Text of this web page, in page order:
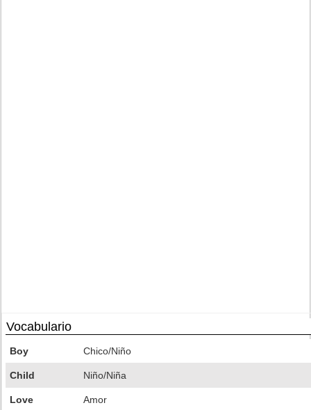
Vocabulario
Boy Chico/Niño
Child Niño/Niña
Love Amor